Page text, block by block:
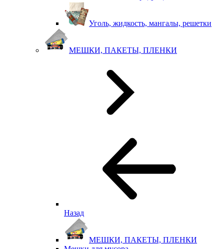
Уголь, жидкость, мангалы, решетки
МЕШКИ, ПАКЕТЫ, ПЛЕНКИ
Назад
МЕШКИ, ПАКЕТЫ, ПЛЕНКИ